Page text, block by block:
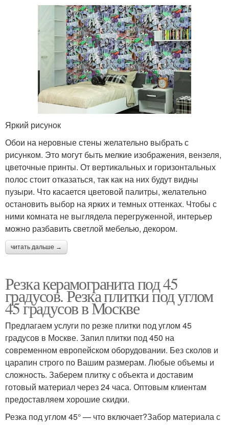
Яркий рисунок
Обои на неровные стены желательно выбрать с
рисунком. Это могут быть мелкие изображения, вензеля,
цветочные принты. От вертикальных и горизонтальных
полос стоит отказаться, так как на них будут видны
пузыри. Что касается цветовой палитры, желательно
остановить выбор на ярких и темных оттенках. Чтобы с
ними комната не выглядела перегруженной, интерьер
можно разбавить светлой мебелью, декором.
читать дальше →
Резка керамогранита под 45
градусов. Резка плитки под углом
45 градусов в Москве
Предлагаем услуги по резке плитки под углом 45
градусов в Москве. Запил плитки под 450 на
современном европейском оборудовании. Без сколов и
царапин строго по Вашим размерам. Любые объемы и
сложность. Заберем плитку с объекта и доставим
готовый материал через 24 часа. Оптовым клиентам
предоставляем хорошие скидки.
Резка под углом 45° — что включает?Забор материала с